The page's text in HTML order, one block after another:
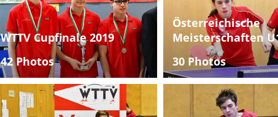
WTTV Cupfinale 2019
42 Photos
Österreichische
Meisterschaften
30 Photos